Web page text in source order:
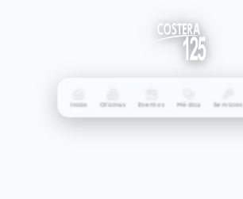
Inicio Oficinas Eventos Médica Servicios